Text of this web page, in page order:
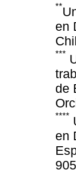
**
en
***
de
****
en